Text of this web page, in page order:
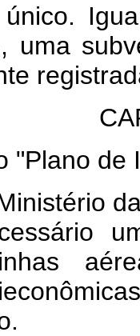
uma
"Plano de